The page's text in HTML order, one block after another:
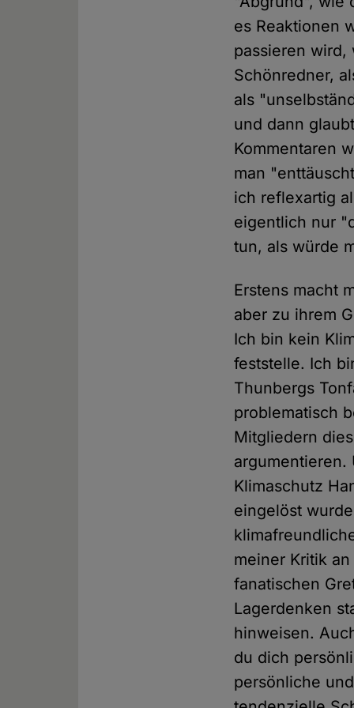
es Reaktionen
passieren wird,
Schönredner,
als
und dann
Kommentaren
man
ich reflexartig
eigentlich nur
tun, als würde
Erstens macht
aber zu ihrem
Ich bin kein
feststelle. Ich
Thunbergs
problematisch
Mitgliedern
argumentieren.
Klimaschutz
eingelöst
meiner Kritik
fanatischen
Lagerdenken
hinweisen.
du dich
persönliche